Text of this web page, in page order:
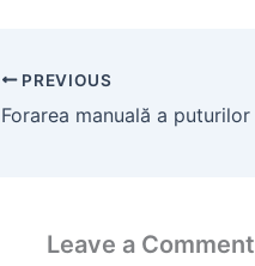
PREVIOUS
Leave a Comment